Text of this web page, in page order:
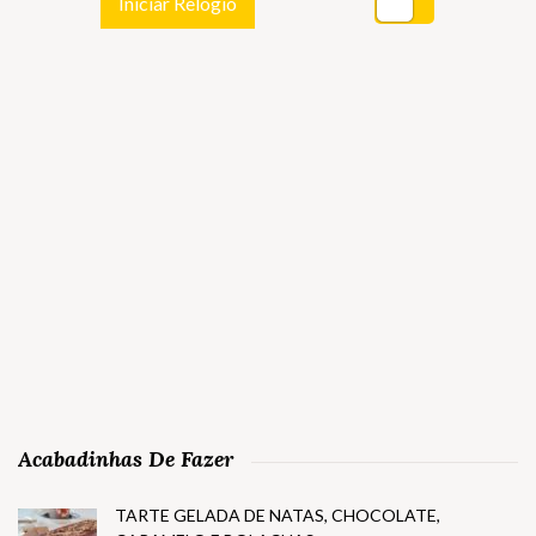
Acabadinhas De Fazer
TARTE GELADA DE NATAS, CHOCOLATE,